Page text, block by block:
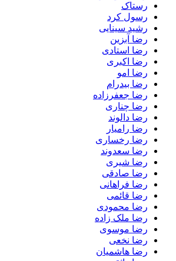
رستاک
رسول کرد
رشید سینایی
رضا آبزین
رضا استادی
رضا اکبری
رضا امو
رضا بیدرام
رضا جعفرزاده
رضا چناری
رضا دالوند
رضا رامیار
رضا رخساری
رضا سعدوند
رضا شیری
رضا صادقی
رضا فراهانی
رضا قائمی
رضا محمودی
رضا ملک زاده
رضا موسوی
رضا نخعی
رضا هاشمیان